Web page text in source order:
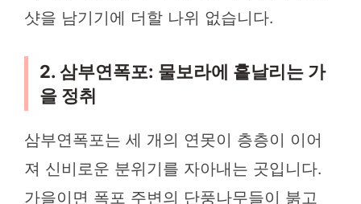
샷을 남기기에 더할 나위 없습니다.
2. 삼부연폭포: 물보라에 흩날리는 가
을 정취
삼부연폭포는 세 개의 연못이 층층이 이어
져 신비로운 분위기를 자아내는 곳입니다.
가을이면 폭포 주변의 단풍나무들이 붉고